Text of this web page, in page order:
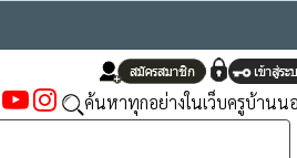
ค้นหาทุกอย่างในเว็บครูบ้านน